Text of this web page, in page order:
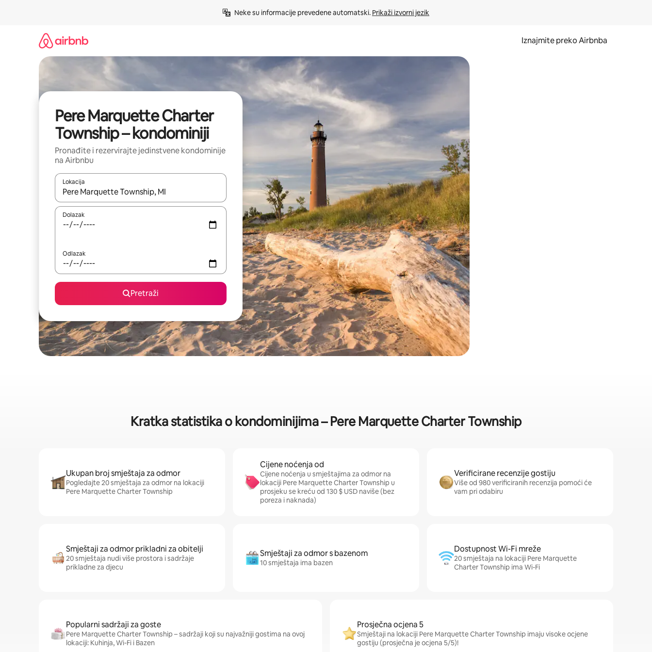
Neke su informacije prevedene automatski. Prikaži izvorni jezik
Iznajmite preko Airbnba
Pere Marquette Charter
Township – kondominiji
Pronađite i rezervirajte jedinstvene kondominije
na Airbnbu
Lokacija
Kada budu dostupni rezultati, moći ćete ih pregledati koristeći se strelicama prema gore i prema dolje, kao i dodirom ili prelaskom prstom po zaslonu.
Dolazak
Odlazak
Pretraži
Kratka statistika o kondominijima – Pere Marquette Charter Township
Ukupan broj smještaja za odmor
Pogledajte 20 smještaja za odmor na lokaciji
Pere Marquette Charter Township
Cijene noćenja od
Cijene noćenja u smještajima za odmor na
lokaciji Pere Marquette Charter Township u
prosjeku se kreću od 130 $ USD naviše (bez
poreza i naknada)
Verificirane recenzije gostiju
Više od 980 verificiranih recenzija pomoći će
vam pri odabiru
Smještaji za odmor prikladni za obitelji
20 smještaja nudi više prostora i sadržaje
prikladne za djecu
Smještaji za odmor s bazenom
10 smještaja ima bazen
Dostupnost Wi-Fi mreže
20 smještaja na lokaciji Pere Marquette
Charter Township ima Wi-Fi
Popularni sadržaji za goste
Pere Marquette Charter Township – sadržaji koji su najvažniji gostima na ovoj
lokaciji: Kuhinja, Wi-Fi i Bazen
Prosječna ocjena 5
Smještaji na lokaciji Pere Marquette Charter Township imaju visoke ocjene
gostiju (prosječna je ocjena 5/5)!